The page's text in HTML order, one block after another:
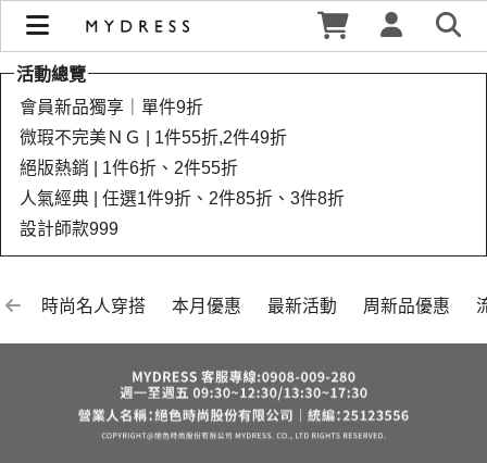
連假閃購 | 人氣絕版熱銷．限時49 折(6/23止) | MYDRESS 時裳
活動總覽
會員新品獨享｜單件9折
微瑕不完美ＮＧ | 1件55折,2件49折
絕版熱銷 | 1件6折、2件55折
人氣經典 | 任選1件9折、2件85折、3件8折
設計師款999
時尚名人穿搭 本月優惠 最新活動 周新品優惠